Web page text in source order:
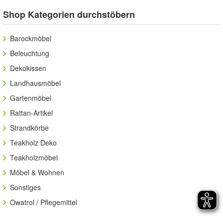
Shop Kategorien durchstöbern
Barockmöbel
Beleuchtung
Dekokissen
Landhausmöbel
Gartenmöbel
Rattan-Artikel
Strandkörbe
Teakholz Deko
Teakholzmöbel
Möbel & Wohnen
Sonstiges
Owatrol / Pflegemittel